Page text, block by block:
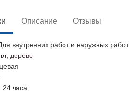
Описание Отзывы
внутренних работ и наружных работ
дерево
: 24 часа